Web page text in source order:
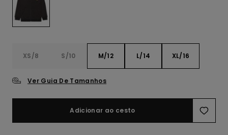
XS/8 S/10 M/12 L/14 XL/16
Ver Guia De Tamanhos
Adicionar ao cesto